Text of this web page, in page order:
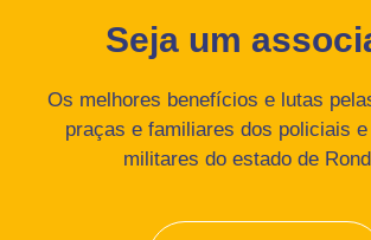
Seja um
Os melhores benefícios e lutas
praças e familiares dos policiais
militares do estado de